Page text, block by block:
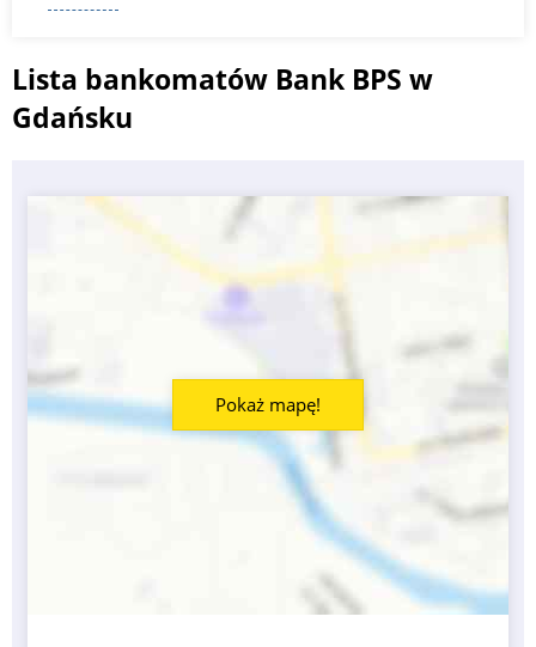
Lista bankomatów Bank BPS w
Gdańsku
Pokaż mapę!